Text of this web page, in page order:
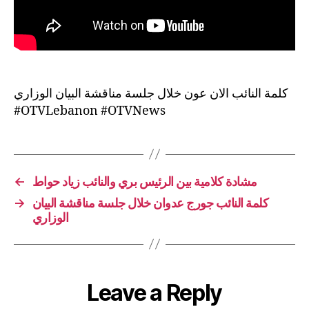
كلمة النائب الان عون خلال جلسة مناقشة البيان الوزاري
#OTVLebanon #OTVNews
←
مشادة كلامية بين الرئيس بري والنائب زياد حواط
→
كلمة النائب جورج عدوان خلال جلسة مناقشة البيان
الوزاري
Leave a Reply